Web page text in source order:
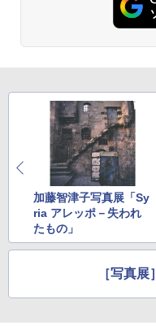
加藤智津子写真展「Sy
ria アレッポ－失われ
たもの」
［写真